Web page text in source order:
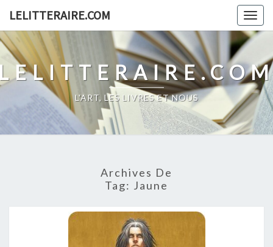
content
LELITTERAIRE.COM
L'ART, LES LIVRES ET NOUS
Archives De
Tag: Jaune